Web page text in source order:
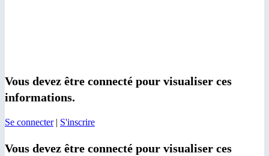
Vous devez être connecté pour visualiser ces
informations.
Se connecter| S'inscrire
Vous devez être connecté pour visualiser ces